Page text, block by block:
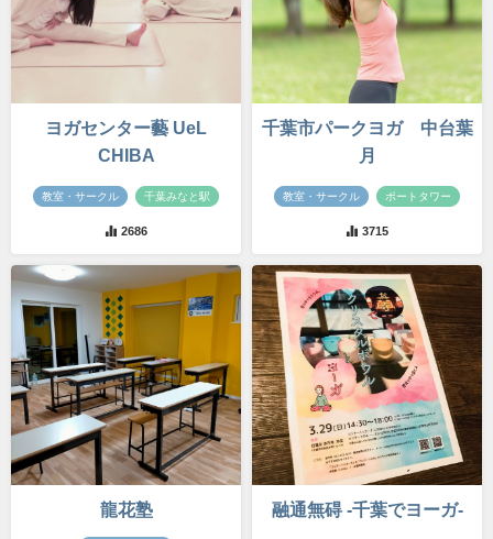
ヨガセンター藝 UeL
CHIBA
教室・サークル 千葉みなと駅
2686
千葉市パークヨガ 中台葉
月
教室・サークル ポートタワー
3715
龍花塾 融通無碍 -千葉でヨーガ-